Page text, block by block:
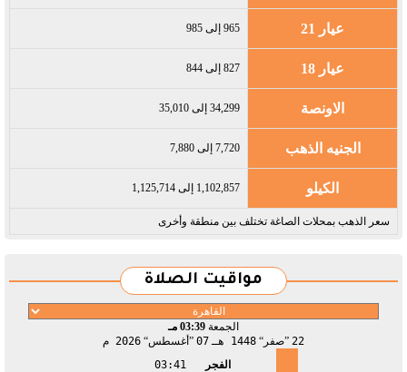
عيار 21 965 إلى 985
عيار 18 827 إلى 844
الاونصة 34,299 إلى 35,010
الجنيه الذهب 7,720 إلى 7,880
الكيلو 1,102,857 إلى 1,125,714
سعر الذهب بمحلات الصاغة تختلف بين منطقة وأخرى
مواقيت الصلاة
الجمعة 03:39 مـ
22
صفر 1448 هـ 07 أغسطس 2026 م
الفجر
03:41